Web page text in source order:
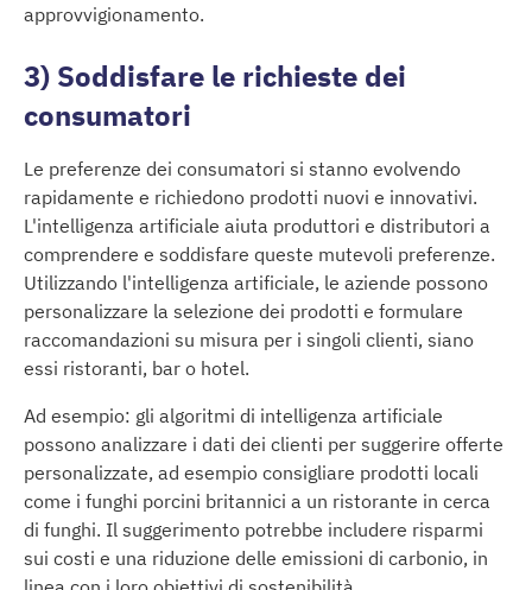
approvvigionamento.
3) Soddisfare le richieste dei
consumatori
Le preferenze dei consumatori si stanno evolvendo
rapidamente e richiedono prodotti nuovi e innovativi.
L'intelligenza artificiale aiuta produttori e distributori a
comprendere e soddisfare queste mutevoli preferenze.
Utilizzando l'intelligenza artificiale, le aziende possono
personalizzare la selezione dei prodotti e formulare
raccomandazioni su misura per i singoli clienti, siano
essi ristoranti, bar o hotel.
Ad esempio: gli algoritmi di intelligenza artificiale
possono analizzare i dati dei clienti per suggerire offerte
personalizzate, ad esempio consigliare prodotti locali
come i funghi porcini britannici a un ristorante in cerca
di funghi. Il suggerimento potrebbe includere risparmi
sui costi e una riduzione delle emissioni di carbonio, in